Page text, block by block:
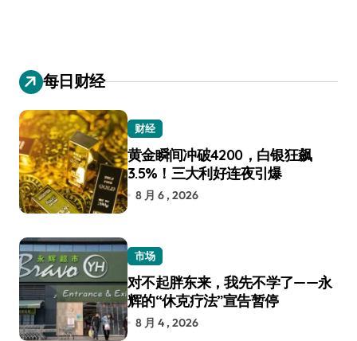
每日财经
财经
黄金瞬间冲破4200，白银狂飙
3.5%！三大利好连夜引爆
8 月 6 , 2026
市场
对不起胖东来，我先不学了——永
辉的“休克疗法”宣告暂停
8 月 4 , 2026